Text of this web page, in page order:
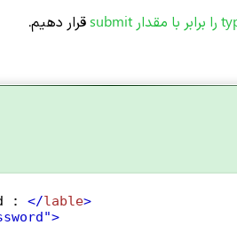
را برابر با مقدار submit
قرار دهیم.
: </lable>
>